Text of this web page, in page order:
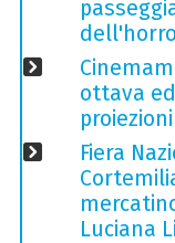
ottava
Fiera
Luciana